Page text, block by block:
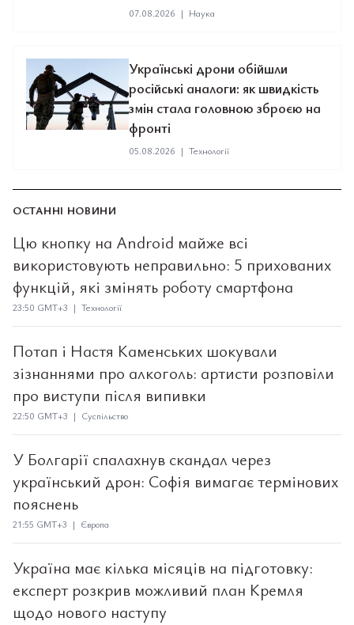
07.08.2026 | Наука
Українські дрони обійшли
російські аналоги: як швидкість
змін стала головною зброєю на
фронті
05.08.2026 | Технології
ОСТАННІ НОВИНИ
Цю кнопку на Android майже всі
використовують неправильно: 5 прихованих
функцій, які змінять роботу смартфона
23:50 GMT+3 | Технології
Потап і Настя Каменських шокували
зізнаннями про алкоголь: артисти розповіли
про виступи після випивки
22:50 GMT+3 | Суспільство
У Болгарії спалахнув скандал через
український дрон: Софія вимагає термінових
пояснень
21:55 GMT+3 | Європа
Україна має кілька місяців на підготовку:
експерт розкрив можливий план Кремля
щодо нового наступу